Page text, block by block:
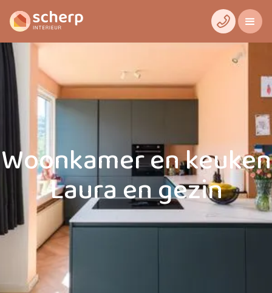
Woonkamer en keuken
Laura en gezin